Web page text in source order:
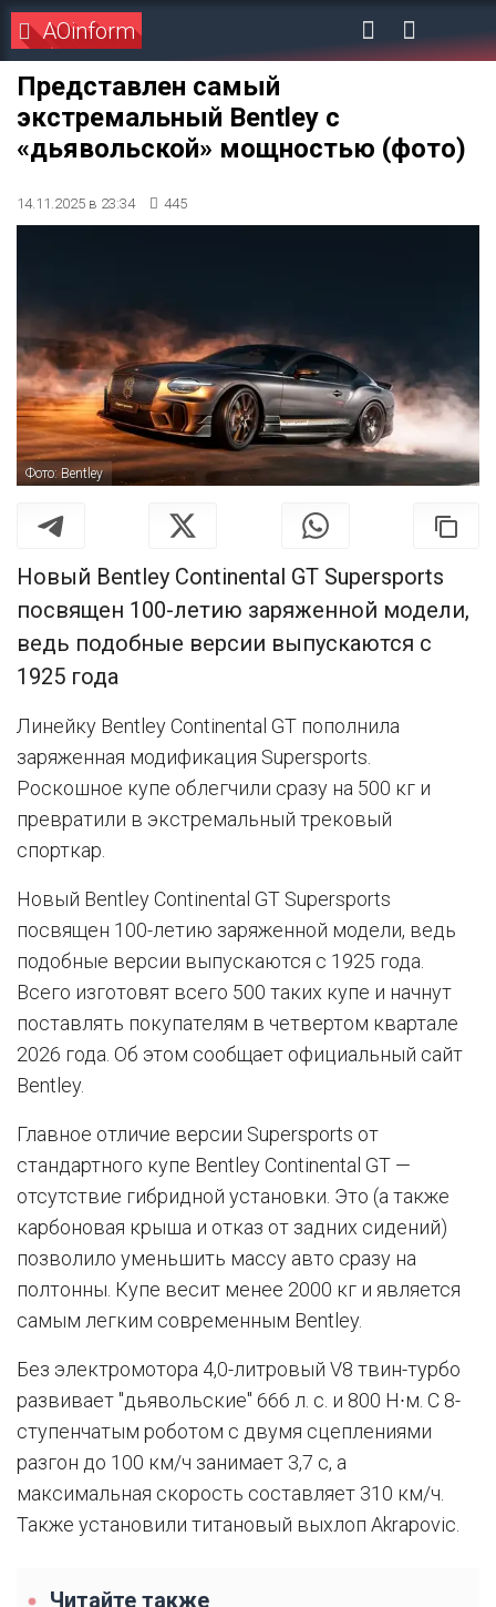
AOinform
Представлен самый
экстремальный Bentley с
«дьявольской» мощностью (фото)
14.11.2025 в 23:34 445
Фото: Bentley
Новый Bentley Continental GT Supersports
посвящен 100-летию заряженной модели,
ведь подобные версии выпускаются с
1925 года
Линейку Bentley Continental GT пополнила
заряженная модификация Supersports.
Роскошное купе облегчили сразу на 500 кг и
превратили в экстремальный трековый
спорткар.
Новый Bentley Continental GT Supersports
посвящен 100-летию заряженной модели, ведь
подобные версии выпускаются с 1925 года.
Всего изготовят всего 500 таких купе и начнут
поставлять покупателям в четвертом квартале
2026 года. Об этом сообщает официальный сайт
Bentley.
Главное отличие версии Supersports от
стандартного купе Bentley Continental GT —
отсутствие гибридной установки. Это (а также
карбоновая крыша и отказ от задних сидений)
позволило уменьшить массу авто сразу на
полтонны. Купе весит менее 2000 кг и является
самым легким современным Bentley.
Без электромотора 4,0-литровый V8 твин-турбо
развивает "дьявольские" 666 л. с. и 800 Н∙м. С 8-
ступенчатым роботом с двумя сцеплениями
разгон до 100 км/ч занимает 3,7 с, а
максимальная скорость составляет 310 км/ч.
Также установили титановый выхлоп Akrapovic.
Читайте также